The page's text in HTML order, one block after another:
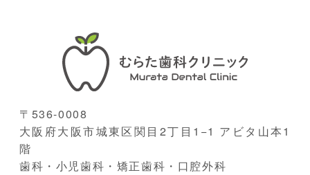
〒536-0008
大阪府大阪市城東区関目2丁目1−1 アビタ山本1
階
歯科・小児歯科・矯正歯科・口腔外科